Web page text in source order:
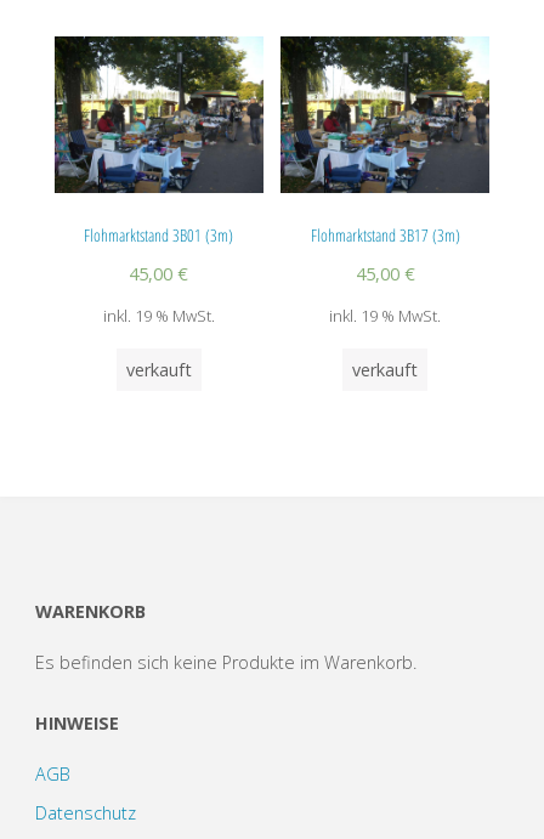
Flohmarktstand 3B01 (3m)
45,00€
inkl. 19 % MwSt.
verkauft
Flohmarktstand 3B17 (3m)
45,00 €
inkl. 19 % MwSt.
verkauft
WARENKORB
Es befinden sich keine Produkte im Warenkorb.
HINWEISE
AGB
Datenschutz